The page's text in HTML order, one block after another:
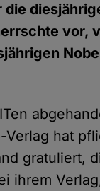
vor,
Verlag hat
gratuliert,
ihrem